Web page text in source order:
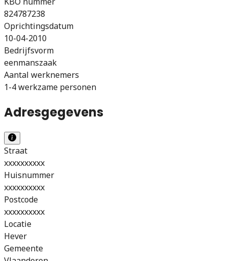
824787238
Oprichtingsdatum
10-04-2010
Bedrijfsvorm
eenmanszaak
Aantal werknemers
1-4 werkzame personen
Adresgegevens
Straat
xxxxxxxxxx
Huisnummer
xxxxxxxxxx
Postcode
xxxxxxxxxx
Locatie
Hever
Gemeente